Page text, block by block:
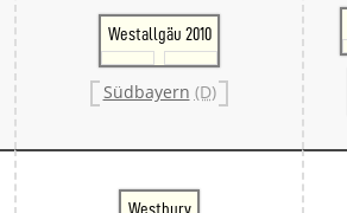
Westallgäu 2010
Südbayern (D)